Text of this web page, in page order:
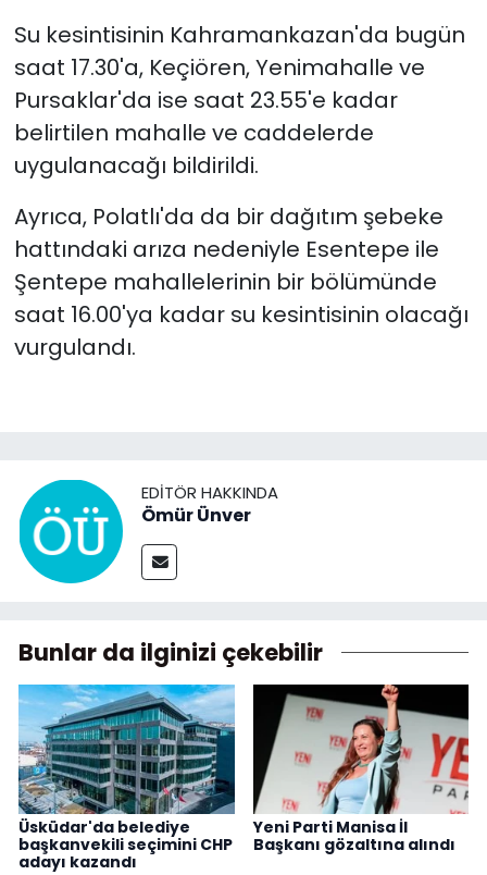
Su kesintisinin Kahramankazan'da bugün
saat 17.30'a, Keçiören, Yenimahalle ve
Pursaklar'da ise saat 23.55'e kadar
belirtilen mahalle ve caddelerde
uygulanacağı bildirildi.
Ayrıca, Polatlı'da da bir dağıtım şebeke
hattındaki arıza nedeniyle Esentepe ile
Şentepe mahallelerinin bir bölümünde
saat 16.00'ya kadar su kesintisinin olacağı
vurgulandı.
EDITÖR HAKKINDA
Ömür Ünver
Bunlar da ilginizi çekebilir
Üsküdar'da belediye
başkanvekili seçimini CHP
adayı kazandı
Yeni Parti Manisa İl
Başkanı gözaltına alındı